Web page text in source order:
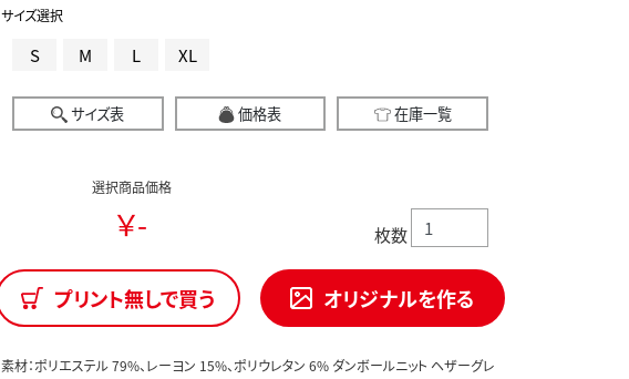
サイズ選択
S M L XL
サイズ表 価格表 在庫一覧
選択商品価格
￥- 枚数
プリント無しで買う オリジナルを作る
素材：ポリエステル 79%、レーヨン 15%、ポリウレタン 6% ダンボールニット ヘザーグレ